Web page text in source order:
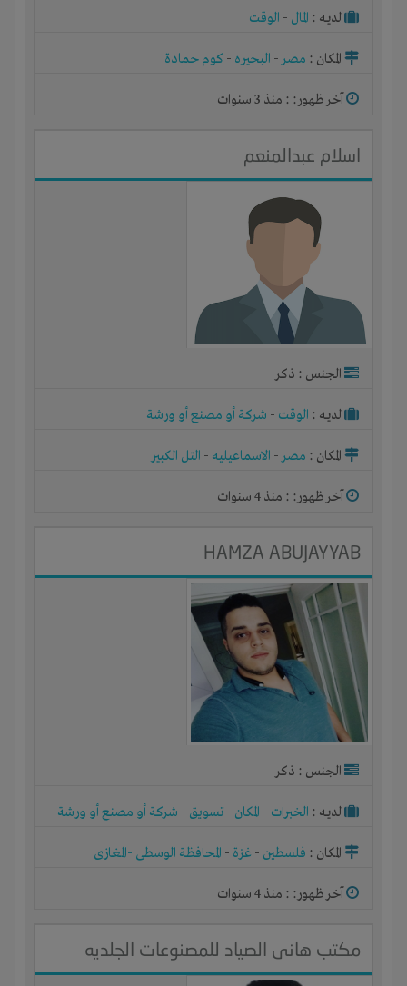
لديـه : المال - الوقت
المكان : مصر- البحيره - كوم حمادة
آخر ظهور: : منذ 3 سنوات
اسلام عبدالمنعم
الجنس : ذكر
لديـه : الوقت - شركة أو مصنع أو ورشة
المكان : مصر- الاسماعيليه - التل الكبير
آخر ظهور: : منذ 4 سنوات
HAMZA ABUJAYYAB
الجنس : ذكر
لديـه : الخبرات - المكان - تسويق - شركة أو مصنع أو ورشة
المكان : فلسطين - غزة - المحافظة الوسطى -المغازى
آخر ظهور: : منذ 4 سنوات
مكتب هانى الصياد للمصنوعات الجلديه